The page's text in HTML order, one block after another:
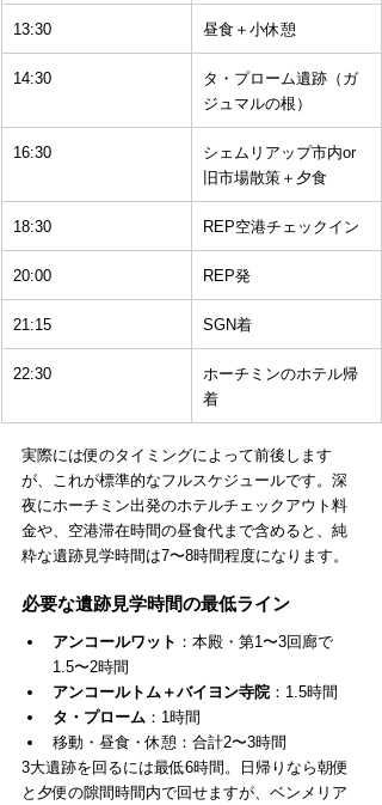
13:30 昼食＋小休憩
14:30
タ・プローム遺跡（ガ
ジュマルの根）
16:30
シェムリアップ市内or
旧市場散策＋夕食
18:30 REP空港チェックイン
20:00 REP発
21:15 SGN着
22:30
ホーチミンのホテル帰
着
実際には便のタイミングによって前後します
が、これが標準的なフルスケジュールです。深
夜にホーチミン出発のホテルチェックアウト料
金や、空港滞在時間の昼食代まで含めると、純
粋な遺跡見学時間は7〜8時間程度になります。
必要な遺跡見学時間の最低ライン
アンコールワット ：本殿・第1〜3回廊で
1.5〜2時間
アンコールトム＋バイヨン寺院 ：1.5時間
タ・プローム ：1時間
移動・昼食・休憩：合計2〜3時間
3大遺跡を回るには最低6時間。日帰りなら朝便
と夕便の隙間時間内で回せますが、ベンメリア